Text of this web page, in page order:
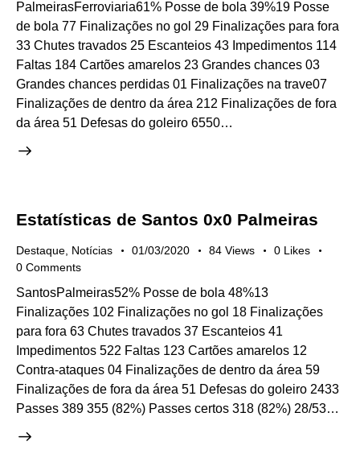
PalmeirasFerroviaria61% Posse de bola 39%19 Posse
de bola 77 Finalizações no gol 29 Finalizações para fora
33 Chutes travados 25 Escanteios 43 Impedimentos 114
Faltas 184 Cartões amarelos 23 Grandes chances 03
Grandes chances perdidas 01 Finalizações na trave07
Finalizações de dentro da área 212 Finalizações de fora
da área 51 Defesas do goleiro 6550…
Estatísticas de Santos 0x0 Palmeiras
Destaque Notícias 01/03/2020 84 Views 0 Likes
0 Comments
SantosPalmeiras52% Posse de bola 48%13
Finalizações 102 Finalizações no gol 18 Finalizações
para fora 63 Chutes travados 37 Escanteios 41
Impedimentos 522 Faltas 123 Cartões amarelos 12
Contra-ataques 04 Finalizações de dentro da área 59
Finalizações de fora da área 51 Defesas do goleiro 2433
Passes 389 355 (82%) Passes certos 318 (82%) 28/53…